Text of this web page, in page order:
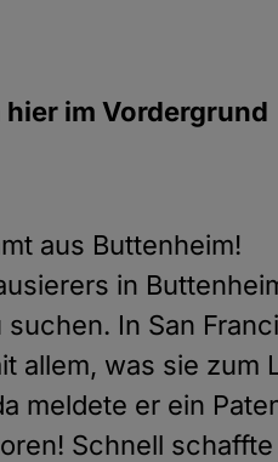
im Vordergrund
aus Buttenheim!
in
In San
allem, was sie zum
meldete er ein
Schnell